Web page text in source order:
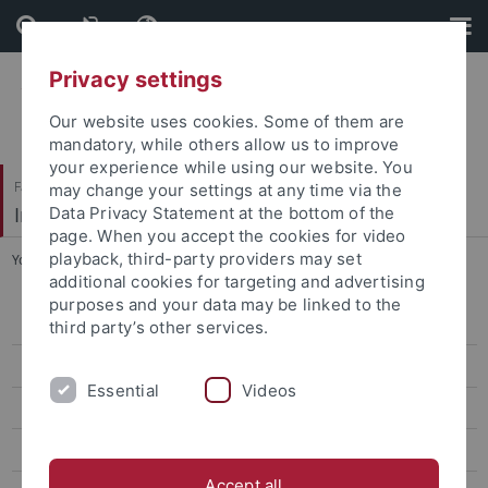
Skip
to
content
Skip
to
footer
Faculty of Economics and Social Sciences
Institute of Education
You are here: Home ... Vorträge
Team Foundations of Education
Prof. Dr. Marcus Emmerich
Privacy settings
Our website uses cookies. Some of them are
mandatory, while others allow us to improve
your experience while using our website. You
may change your settings at any time via the
Data Privacy Statement at the bottom of the
page. When you accept the cookies for video
playback, third-party providers may set
additional cookies for targeting and advertising
purposes and your data may be linked to the
third party’s other services.
Essential Videos